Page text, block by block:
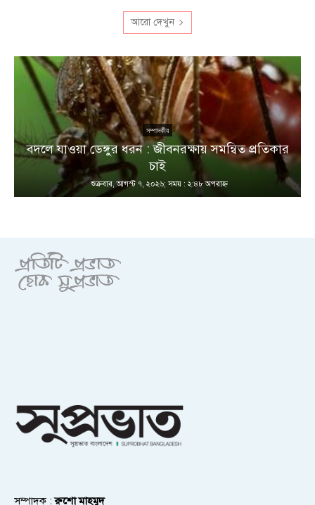
আরো দেখুন
সম্পাদকীয়
বদলে যাওয়া ডেঙ্গুর ধরন : জীবনরক্ষায় সমন্বিত প্রতিকার
চাই
শুক্রবার, আগস্ট ৭, ২০২৬; সময় : ২:৪৮ অপরাহ্ণ
সম্পাদক :রুশো মাহমুদ